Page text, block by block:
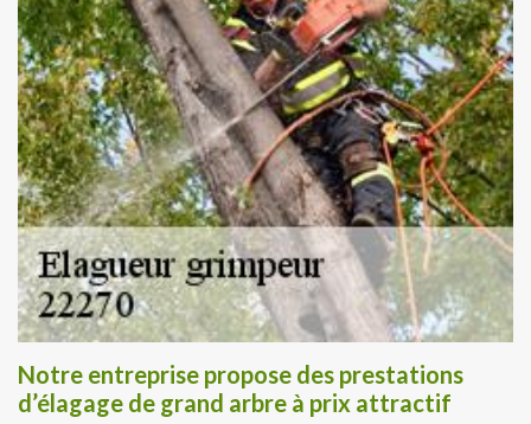
Notre entreprise propose des prestations
d’élagage de grand arbre à prix attractif